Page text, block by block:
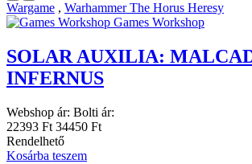
Wargame , Warhammer The Horus Heresy
Games Workshop
SOLAR AUXILIA:
INFERNUS
Webshop ár: Bolti ár:
22393 Ft 34450 Ft
Rendelhető
Kosárba teszem